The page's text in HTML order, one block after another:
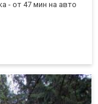
- от 47 мин на авто